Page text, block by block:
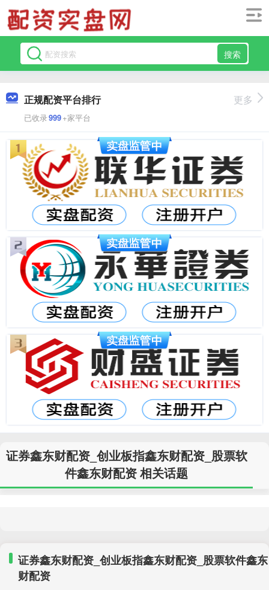
搜索
正规配资平台排行
已收录999+家平台
更多
证券鑫东财配资_创业板指鑫东财配资_股票软
件鑫东财配资 相关话题
证券鑫东财配资_创业板指鑫东财配资_股票软件鑫东
财配资